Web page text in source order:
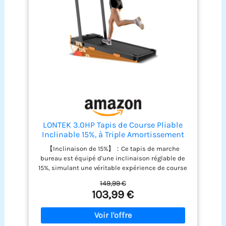
LONTEK 3.0HP Tapis de Course Pliable
Inclinable 15%, à Triple Amortissement
【Inclinaison de 15%】：Ce tapis de marche
bureau est équipé d'une inclinaison réglable de
15%, simulant une véritable expérience de course
consommation de calories de 60%, tout en
améliorant la protection des genoux de 30%,
réduisant efficacement les risques de blessures.
Il contribue également à une amélioration de 20%
149,99 €
103,99 €